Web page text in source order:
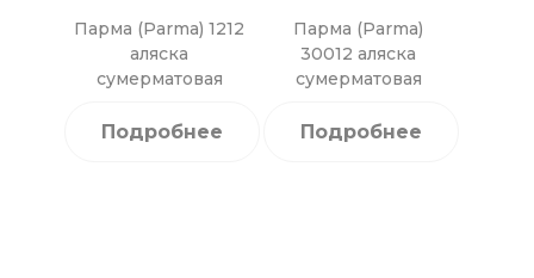
Парма (Parma) 1212
аляска
сумерматовая
Подробнее
Парма (Parma)
30012 аляска
сумерматовая
Подробнее